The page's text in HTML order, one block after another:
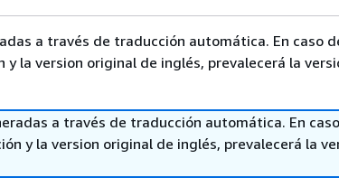
a través de traducción automática. En caso
la version original de inglés, prevalecerá la
a través de traducción automática. En
y la version original de inglés, prevalecerá la